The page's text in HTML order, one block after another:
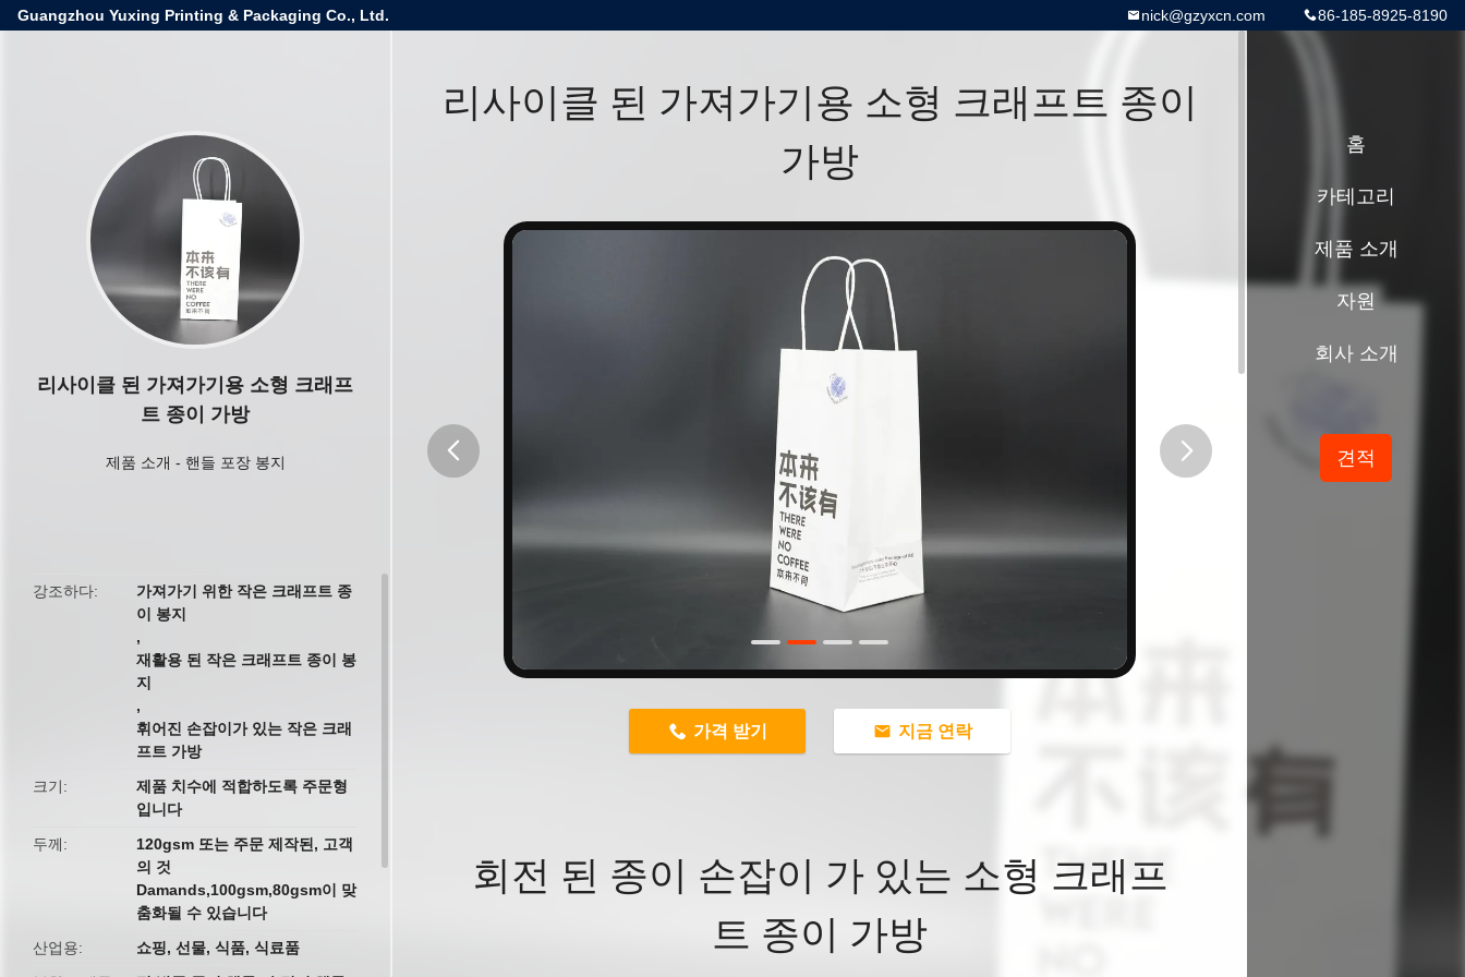
Guangzhou Yuxing Printing & Packaging Co., Ltd. 86-185-8925-8190
nick@gzyxcn.com
리사이클 된 가져가기용 소형 크래프
트 종이 가방
제품 소개 - 핸들 포장 봉지
강조하다
가져가기 위한 작은 크래프트 종
이 봉지
,
재활용 된 작은 크래프트 종이 봉
지
,
휘어진 손잡이가 있는 작은 크래
프트 가방
크기
제품 치수에 적합하도록 주문형
입니다
두께
120gsm 또는 주문 제작된, 고객
의 것
Damands,100gsm,80gsm이 맞
춤화될 수 있습니다
산업용
쇼핑, 선물, 식품, 식료품
리사이클 된 가져가기용 소형 크래프트 종이
가방
가격 받기 지금 연락
회전 된 종이 손잡이 가 있는 소형 크래프
트 종이 가방
홈
카테고리
제품 소개
자원
회사 소개
견적